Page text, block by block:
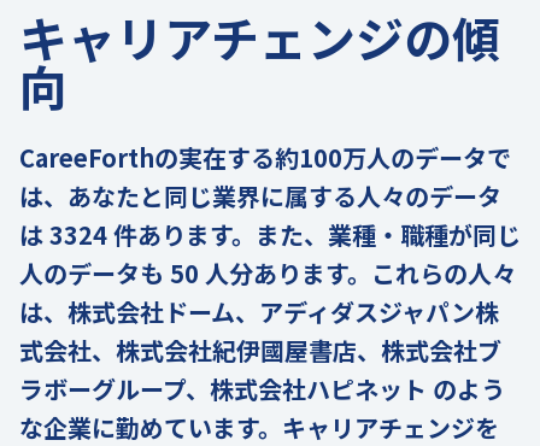
キャリアチェンジの傾
向
CareeForthの実在する約100万人のデータで
は、あなたと同じ業界に属する人々のデータ
は 3324 件あります。また、業種・職種が同じ
人のデータも 50 人分あります。これらの人々
は、株式会社ドーム、アディダスジャパン株
式会社、株式会社紀伊國屋書店、株式会社ブ
ラボーグループ、株式会社ハピネット のよう
な企業に勤めています。キャリアチェンジを